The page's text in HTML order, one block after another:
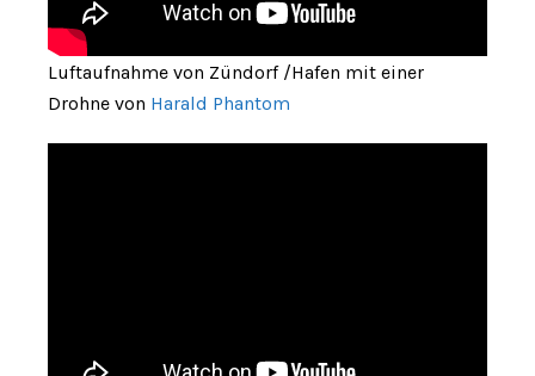
Luftaufnahme von Zündorf /Hafen mit einer
Drohne von Harald Phantom